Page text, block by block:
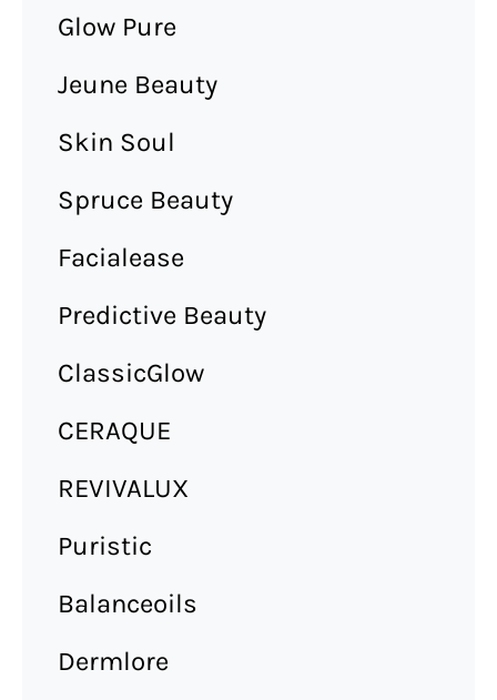
Glow Pure
Jeune Beauty
Skin Soul
Spruce Beauty
Facialease
Predictive Beauty
ClassicGlow
CERAQUE
REVIVALUX
Puristic
Balanceoils
Dermlore